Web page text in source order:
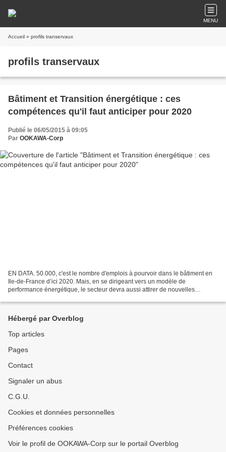
MENU
Accueil » profils transervaux
profils transervaux
Bâtiment et Transition énergétique : ces
compétences qu'il faut anticiper pour 2020
Publié le 06/05/2015 à 09:05
Par OOKAWA-Corp
EN DATA. 50.000, c'est le nombre d'emplois à pourvoir dans le bâtiment en
Ile-de-France d’ici 2020. Mais, en se dirigeant vers un modèle de
performance énergétique, le secteur devra aussi attirer de nouvelles
Hébergé par Overblog
Top articles
Pages
Contact
Signaler un abus
C.G.U.
Cookies et données personnelles
Préférences cookies
Voir le profil de OOKAWA-Corp sur le portail Overblog